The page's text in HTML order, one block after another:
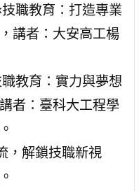
職教育：打造專業
講者：大安高工楊
教育：實力與夢想
者：臺科大工程學
，解鎖技職新視